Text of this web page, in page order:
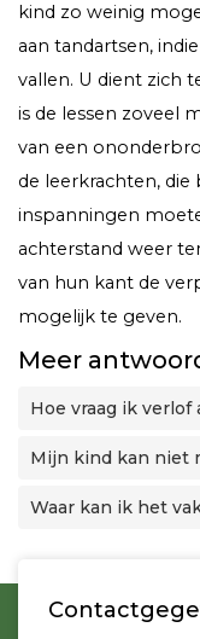
kind zo weinig
aan tandartsen,
vallen. U dient zich
is de lessen zoveel
van een
de leerkrachten, die
inspanningen
achterstand weer
van hun kant de
mogelijk te geven.
Meer
Hoe vraag ik
Mijn kind kan niet
Waar kan ik het